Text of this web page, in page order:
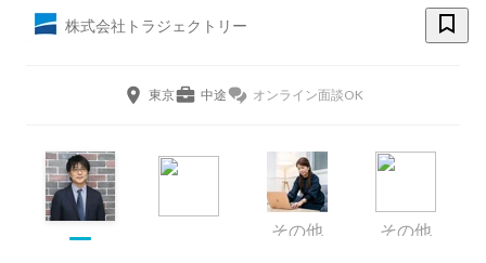
株式会社トラジェクトリー
東京 中途 オンライン面談OK
その他 その他